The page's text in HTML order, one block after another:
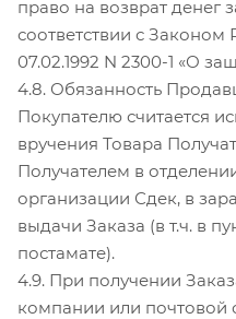
право на возврат денег
соответствии с
07.02.1992 N 2300-1 «О
4.8. Обязанность
Покупателю считается
вручения Товара
Получателем в
организации Сдек, в
выдачи Заказа (в т.ч. в
постамате).
4.9. При получении
компании или почтовой